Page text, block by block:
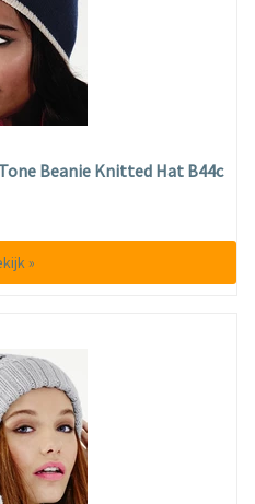
Beanie Knitted Hat B44c
»